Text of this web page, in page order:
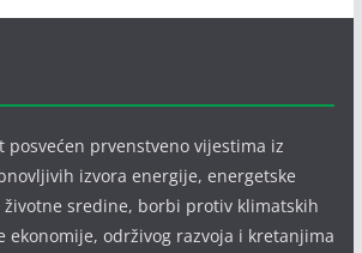
posvećen prvenstveno vijestima iz
izvora energije, energetske
životne sredine, borbi protiv klimatskih
ekonomije, održivog razvoja i kretanjima